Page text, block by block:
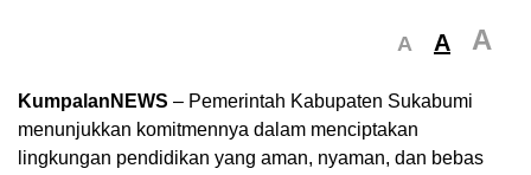
A A A
KumpalanNEWS – Pemerintah Kabupaten Sukabumi
menunjukkan komitmennya dalam menciptakan
lingkungan pendidikan yang aman, nyaman, dan bebas